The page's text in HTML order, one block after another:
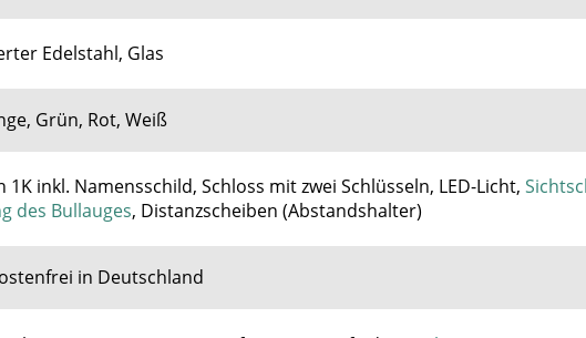
Edelstahl, Glas
Grün, Rot, Weiß
1K inkl. Namensschild, Schloss mit zwei Schlüsseln, LED-Licht,
des Bullauges, Distanzscheiben (Abstandshalter)
in Deutschland